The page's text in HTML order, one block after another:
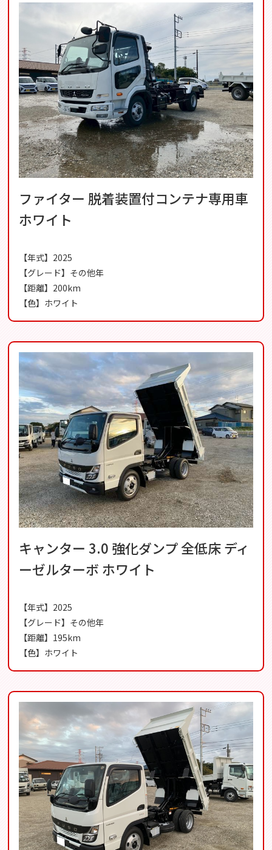
ファイター 脱着装置付コンテナ専用車
ホワイト
【年式】2025
【グレード】その他年
【距離】200km
【色】ホワイト
キャンター 3.0 強化ダンプ 全低床 ディ
ーゼルターボ ホワイト
【年式】2025
【グレード】その他年
【距離】195km
【色】ホワイト